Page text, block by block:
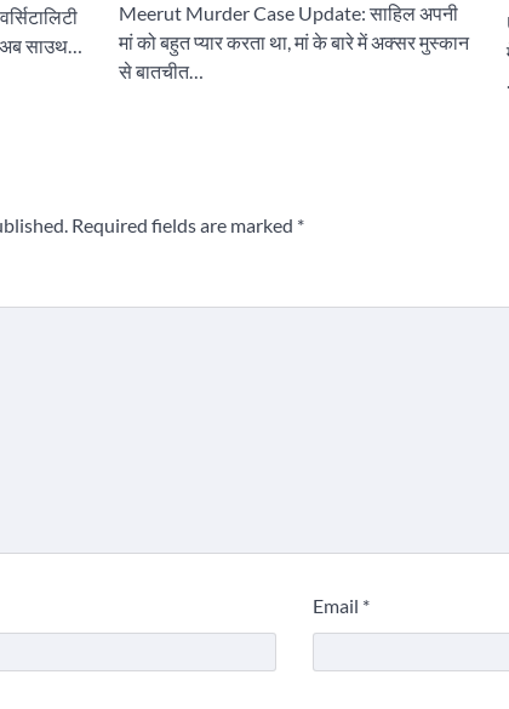
साउथ…
Meerut Murder Case Update: साहिल अपनी
मां को बहुत प्यार करता था, मां के बारे में अक्सर मुस्कान
से बातचीत…
Required fields are marked *
Email *